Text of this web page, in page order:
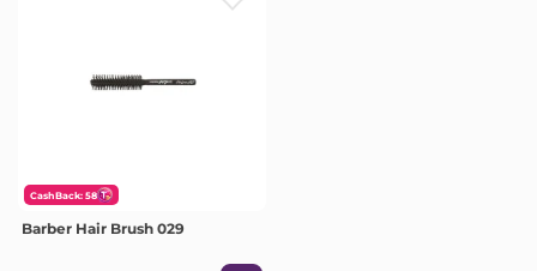
CashBack: 58
Barber Hair Brush 029